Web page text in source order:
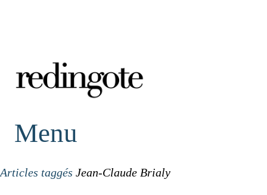
redingote.
Menu
Articles taggés Jean-Claude Brialy